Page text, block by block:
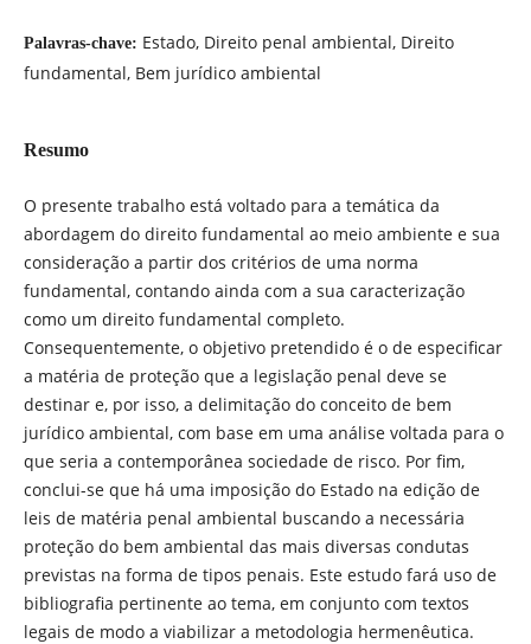
Palavras-chave: Estado, Direito penal ambiental, Direito
fundamental, Bem jurídico ambiental
Resumo
O presente trabalho está voltado para a temática da
abordagem do direito fundamental ao meio ambiente e sua
consideração a partir dos critérios de uma norma
fundamental, contando ainda com a sua caracterização
como um direito fundamental completo.
Consequentemente, o objetivo pretendido é o de especificar
a matéria de proteção que a legislação penal deve se
destinar e, por isso, a delimitação do conceito de bem
jurídico ambiental, com base em uma análise voltada para o
que seria a contemporânea sociedade de risco. Por fim,
conclui-se que há uma imposição do Estado na edição de
leis de matéria penal ambiental buscando a necessária
proteção do bem ambiental das mais diversas condutas
previstas na forma de tipos penais. Este estudo fará uso de
bibliografia pertinente ao tema, em conjunto com textos
legais de modo a viabilizar a metodologia hermenêutica.